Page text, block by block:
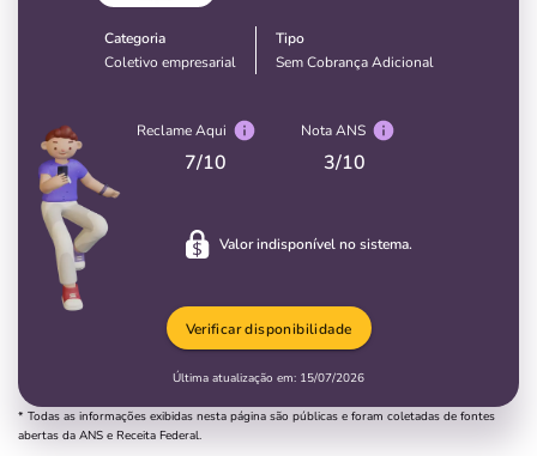
Categoria
Coletivo empresarial
Tipo
Sem Cobrança Adicional
Valor indisponível no sistema.
Reclame Aqui
7/10
Nota ANS
3/10
Última atualização em: 15/07/2026
Verificar disponibilidade
* Todas as informações exibidas nesta página são públicas e foram coletadas de fontes
abertas da ANS e Receita Federal.